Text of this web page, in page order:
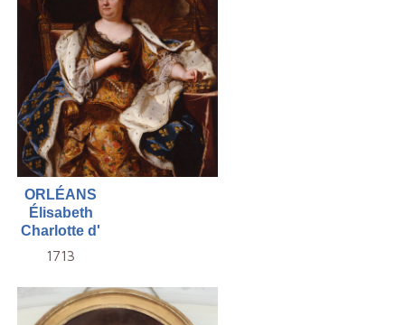
ORLÉANS
Élisabeth
Charlotte d'
1713